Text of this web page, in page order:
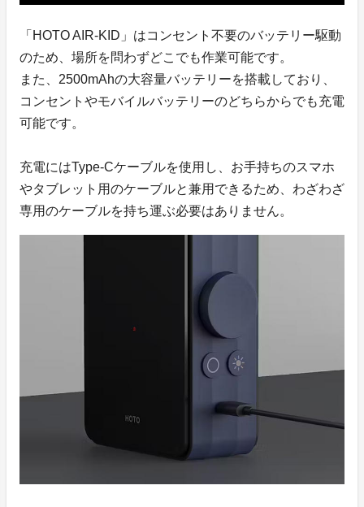
「HOTO AIR-KID」はコンセント不要のバッテリー駆動
のため、場所を問わずどこでも作業可能です。
また、2500mAhの大容量バッテリーを搭載しており、
コンセントやモバイルバッテリーのどちらからでも充電
可能です。
充電にはType-Cケーブルを使用し、お手持ちのスマホ
やタブレット用のケーブルと兼用できるため、わざわざ
専用のケーブルを持ち運ぶ必要はありません。